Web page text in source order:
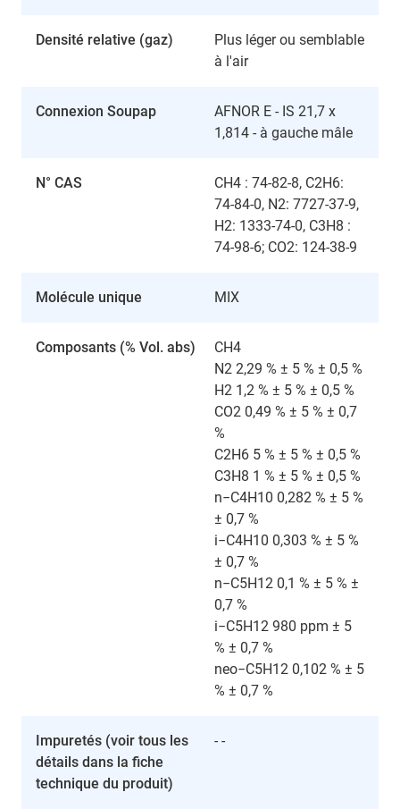
Densité relative (gaz)
Plus léger ou semblable
à l'air
Connexion Soupap
AFNOR E - IS 21,7 x
1,814 - à gauche mâle
N° CAS
CH4 : 74-82-8, C2H6:
74-84-0, N2: 7727-37-9,
H2: 1333-74-0, C3H8 :
74-98-6; CO2: 124-38-9
Molécule unique MIX
Composants (% Vol. abs)
CH4
N2 2,29 % ± 5 % ± 0,5 %
H2 1,2 % ± 5 % ± 0,5 %
CO2 0,49 % ± 5 % ± 0,7
%
C2H6 5 % ± 5 % ± 0,5 %
C3H8 1 % ± 5 % ± 0,5 %
n−C4H10 0,282 % ± 5 %
± 0,7 %
i−C4H10 0,303 % ± 5 %
± 0,7 %
n−C5H12 0,1 % ± 5 % ±
0,7 %
i−C5H12 980 ppm ± 5
% ± 0,7 %
neo−C5H12 0,102 % ± 5
% ± 0,7 %
Impuretés (voir tous les
détails dans la fiche
technique du produit)
- -